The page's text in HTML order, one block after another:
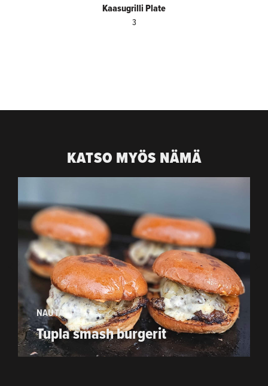
Kaasugrilli Plate
3
KATSO MYÖS NÄMÄ
NAUTA
Tupla smash burgerit